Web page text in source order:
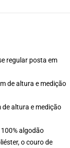
regular posta em
de altura e medição
altura e medição
algodão
o couro de